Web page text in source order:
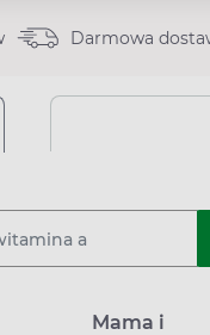
Darmowa
Mama i